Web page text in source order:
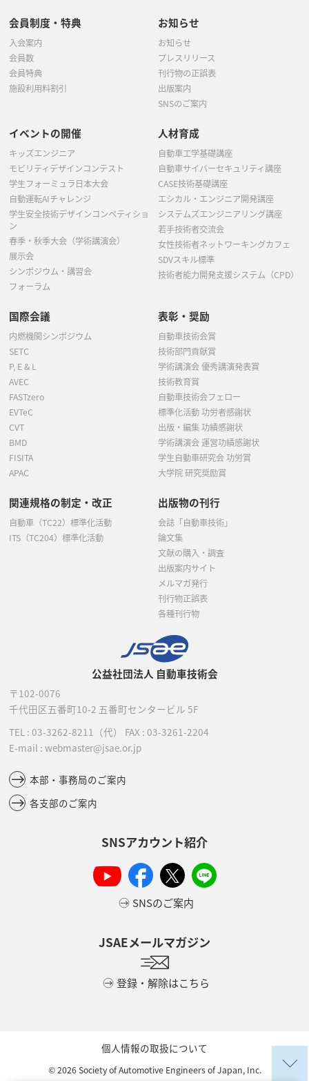
公益社団法人 自動車技術会
〒102-0076
千代田区五番町10-2 五番町センタービル 5F
TEL : 03-3262-8211 （代） FAX : 03-3261-2204
E-mail : webmaster@jsae.or.jp
本部・事務局のご案内
各支部のご案内
SNSアカウント紹介
SNSのご案内
JSAEメールマガジン
登録・解除はこちら
会員制度・特典
入会案内
会員数
会員特典
施設利用料割引
お知らせ
お知らせ
プレスリリース
刊行物の正誤表
出版案内
SNSのご案内
イベントの開催
キッズエンジニア
モビリティデザインコンテスト
学生フォーミュラ日本大会
自動運転AIチャレンジ
学生安全技術デザインコンペティショ
ン
春季・秋季大会（学術講演会）
展示会
シンポジウム・講習会
フォーラム
人材育成
自動車工学基礎講座
自動車サイバーセキュリティ講座
CASE技術基礎講座
エシカル・エンジニア開発講座
システムズエンジニアリング講座
若手技術者交流会
女性技術者ネットワーキングカフェ
SDVスキル標準
技術者能力開発支援システム（CPD）
国際会議
内燃機関シンポジウム
SETC
P, E & L
AVEC
FASTzero
EVTeC
CVT
BMD
FISITA
APAC
表彰・奨励
自動車技術会賞
技術部門貢献賞
学術講演会 優秀講演発表賞
技術教育賞
自動車技術会フェロー
標準化活動 功労者感謝状
出版・編集 功績感謝状
学術講演会 運営功績感謝状
学生自動車研究会 功労賞
大学院 研究奨励賞
関連規格の制定・改正
自動車（TC22）標準化活動
ITS（TC204）標準化活動
出版物の刊行
会誌「自動車技術」
論文集
文献の購入・調査
出版案内サイト
メルマガ発行
刊行物正誤表
各種刊行物
個人情報の取扱について
©2026Society of Automotive Engineers of Japan, Inc.